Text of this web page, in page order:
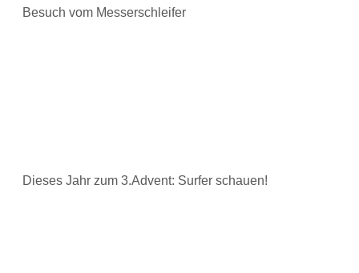
Besuch vom Messerschleifer
Dieses Jahr zum 3.Advent: Surfer schauen!